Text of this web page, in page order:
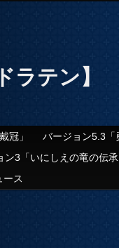
ラテン】
冠」 バージョン5.3「
ン3「いにしえの竜の伝承
ース